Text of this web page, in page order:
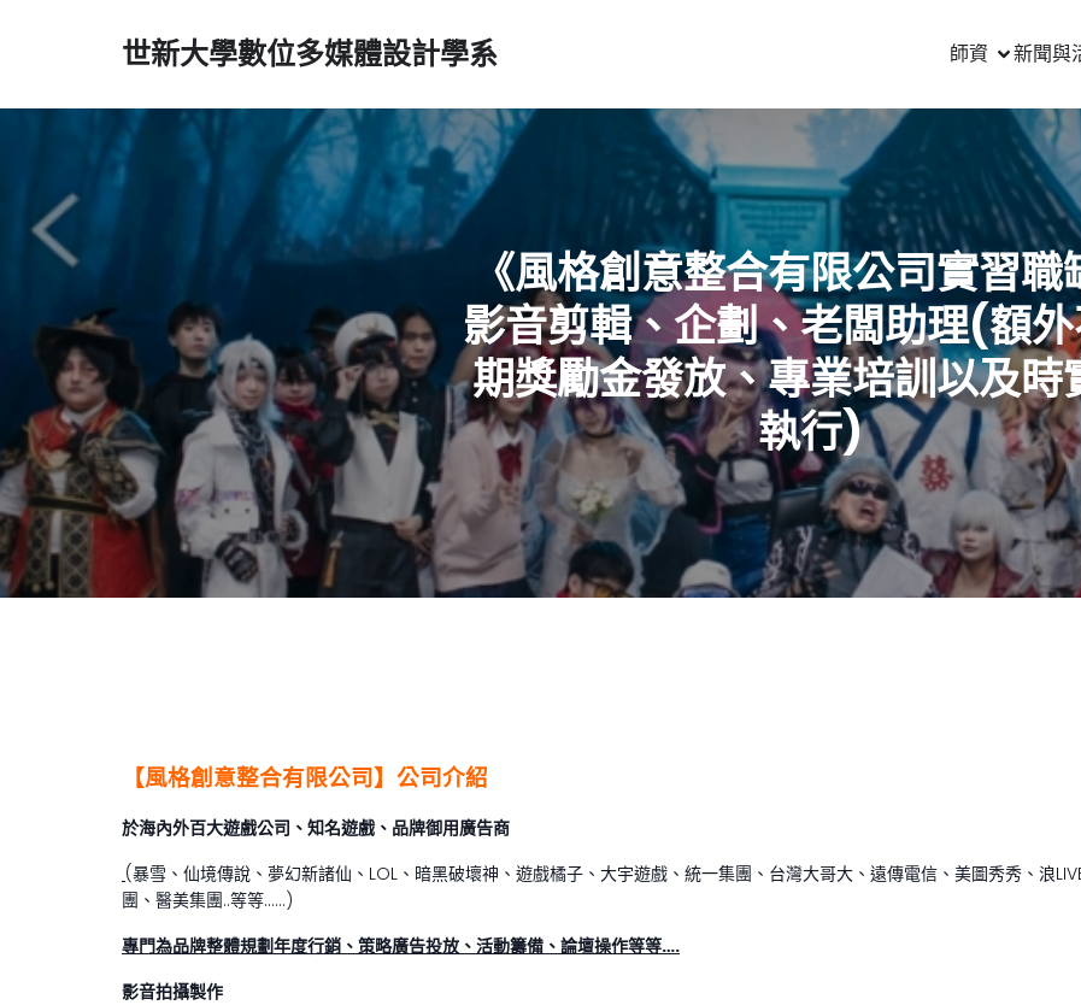
世新大學數位多媒體設計學系 師資 新聞與
《風格創意整合有限公司實習職
影音剪輯、企劃、老闆助理(額
期獎勵金發放、專業培訓以及時
執行)
【風格創意整合有限公司】公司介紹
於海內外百大遊戲公司、知名遊戲、品牌御用廣告商
(暴雪、仙境傳說、夢幻新諸仙、LOL、暗黑破壞神、遊戲橘子、大宇遊戲、統一集團、台灣大哥大、遠傳電信、美圖秀秀、浪
團、醫美集團..等等……)
專門為品牌整體規劃年度行銷、策略廣告投放、活動籌備、論壇操作等等….
影音拍攝製作